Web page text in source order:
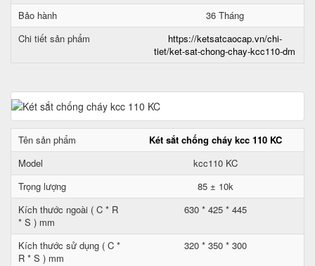
Bảo hành
36 Tháng
Chi tiết sản phẩm
https://ketsatcaocap.vn/chi-
tiet/ket-sat-chong-chay-kcc110-dm
Tên sản phẩm
Két sắt chống cháy kcc 110 KC
Model
kcc110 KC
Trọng lượng
85 ± 10k
Kích thước ngoài ( C * R
* S ) mm
630 * 425 * 445
Kích thước sử dụng ( C *
R * S ) mm
320 * 350 * 300